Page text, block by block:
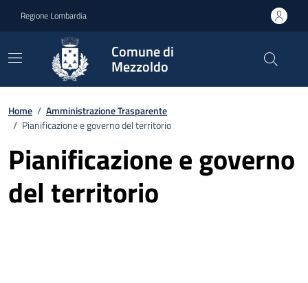
Regione Lombardia
Comune di
Mezzoldo
Home / Amministrazione Trasparente
/ Pianificazione e governo del territorio
Pianificazione e governo
del territorio